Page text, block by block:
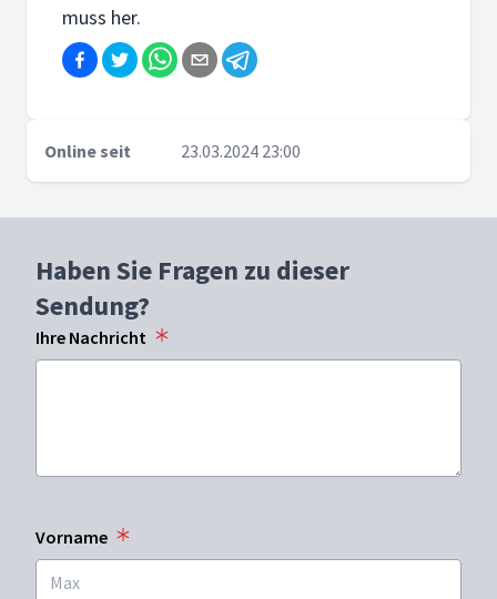
muss her.
Online seit 23.03.2024 23:00
Haben Sie Fragen zu dieser
Sendung?
Ihre Nachricht
Vorname